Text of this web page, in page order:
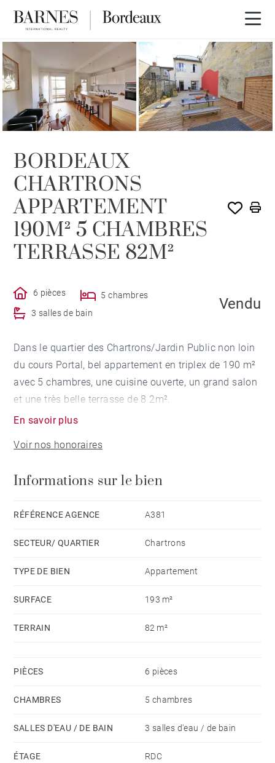
VENDU PAR BARNES
BORDEAUX
CHARTRONS
APPARTEMENT
190M² 5 CHAMBRES
TERRASSE 82M²
6 pièces
5 chambres
3 salles de bain
Vendu
Dans le quartier des Chartrons/Jardin Public non loin
du cours Portal, bel appartement en triplex de 190 m²
avec 5 chambres, une cuisine ouverte, un grand salon
et une très belle terrasse de 8 2m².
En savoir plus
Voir nos honoraires
Informations sur le bien
RÉFÉRENCE AGENCE A381
SECTEUR/ QUARTIER Chartrons
TYPE DE BIEN Appartement
SURFACE 193 m²
TERRAIN 82 m²
PIÈCES 6 pièces
CHAMBRES 5 chambres
SALLES D'EAU / DE BAIN 3 salles d'eau / de bain
ÉTAGE RDC